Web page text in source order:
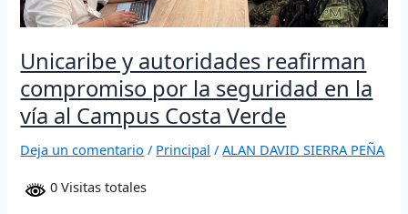
Unicaribe y autoridades reafirman
compromiso por la seguridad en la
vía al Campus Costa Verde
Deja un comentario / Principal /ALAN DAVID SIERRA PEÑA
0 Visitas totales
la
al
Costa
Verde